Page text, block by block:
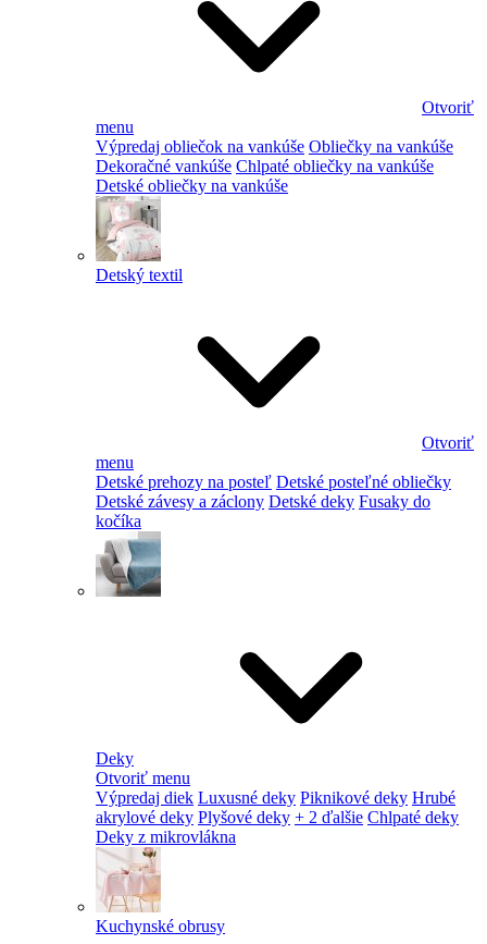
Otvoriť
menu
Výpredaj obliečok na vankúše Obliečky na vankúše
Dekoračné vankúše Chlpaté obliečky na vankúše
Detské obliečky na vankúše
Detský textil
Otvoriť
menu
Detské prehozy na posteľ Detské posteľné obliečky
Detské závesy a záclony Detské deky Fusaky do
kočíka
Deky
Otvoriť menu
Výpredaj diek Luxusné deky Piknikové deky Hrubé
akrylové deky Plyšové deky + 2 ďalšie Chlpaté deky
Deky z mikrovlákna
Kuchynské obrusy